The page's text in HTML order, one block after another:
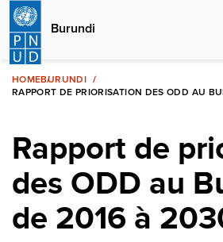
Aller
contenu
principal
Burundi
HOMEBURUNDI
RAPPORT DE PRIORISATION DES ODD AU
Rapport de
des ODD au
de 2016 à